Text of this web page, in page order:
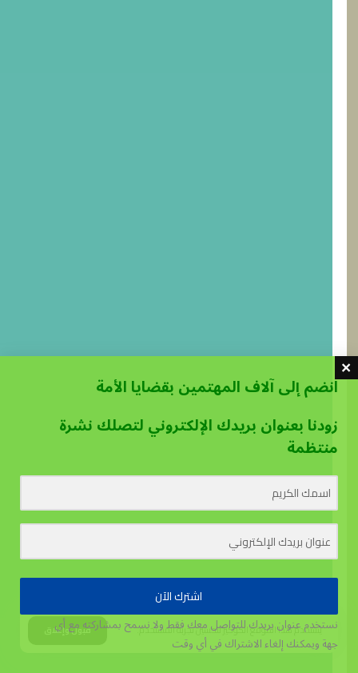
يستخدم هذا الموقع الكوكيز لتحسين تجربة المستخدم. قبول وإغلاق
انضم إلى آلاف المهتمين بقضايا الأمة
زودنا بعنوان بريدك الإلكتروني لتصلك نشرة
منتظمة
اشترك الآن
نستخدم عنوان بريدك للتواصل معك فقط ولا نسمح بمشاركته مع أي
جهةويمكنك إلغاء الاشتراك في أي وقت